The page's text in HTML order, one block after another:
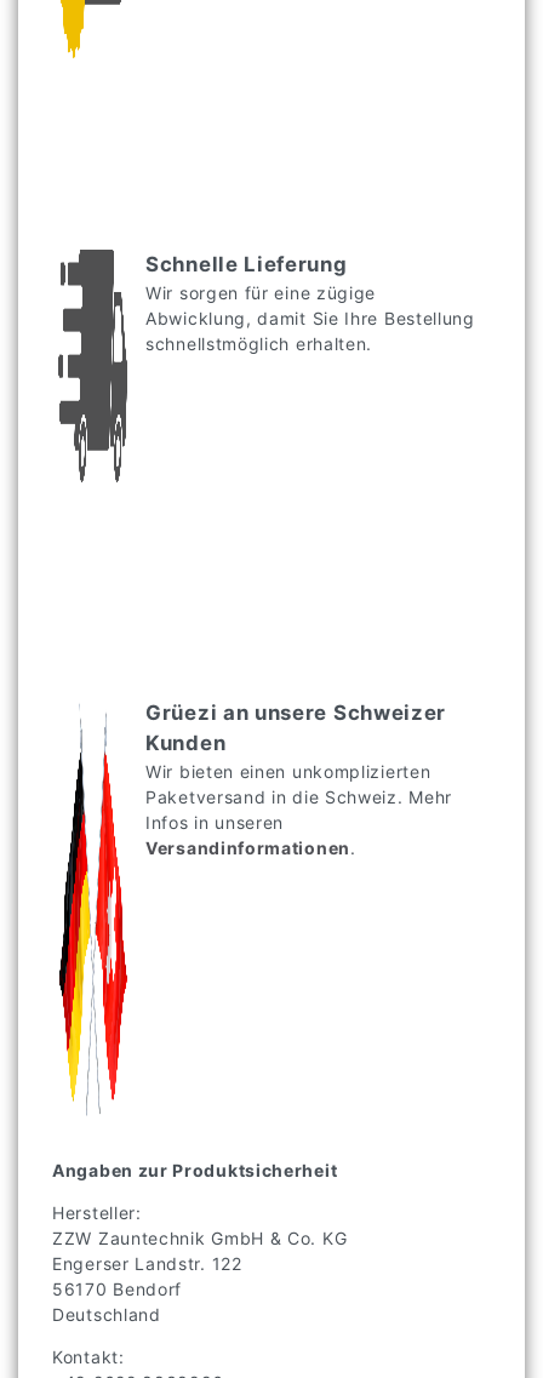
Schnelle Lieferung
Wir sorgen für eine zügige
Abwicklung, damit Sie Ihre Bestellung
schnellstmöglich erhalten.
Grüezi an unsere Schweizer
Kunden
Wir bieten einen unkomplizierten
Paketversand in die Schweiz. Mehr
Infos in unseren
Versandinformationen.
Angaben zur Produktsicherheit
Hersteller:
ZZW Zauntechnik GmbH & Co. KG
Engerser Landstr. 122
56170 Bendorf
Deutschland
Kontakt: